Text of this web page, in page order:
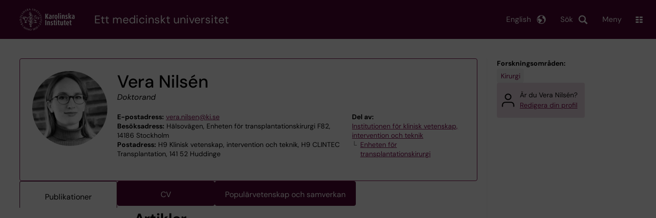
content
Ett medicinskt universitet Sök
English Meny
Vera Nilsén
Doktorand
E-postadress: vera.nilsen@ki.se
Besöksadress: Hälsovägen, Enheten för transplantationskirurgi F82,
14186 Stockholm
Postadress: H9 Klinisk vetenskap, intervention och teknik, H9 CLINTEC
Transplantation, 141 52 Huddinge
Del av:
Institutionen för klinisk vetenskap,
intervention och teknik
Enheten för
transplantationskirurgi
Publikationer CV Populärvetenskap och samverkan
Forskningsområden:
Kirurgi
Är du Vera Nilsén?
Redigera din profil